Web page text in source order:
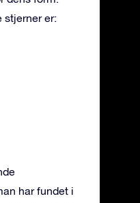
stjerner er:
har fundet i